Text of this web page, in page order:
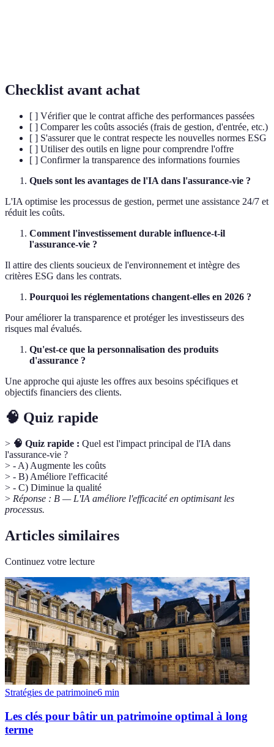
Checklist avant achat
[ ] Vérifier que le contrat affiche des performances passées
[ ] Comparer les coûts associés (frais de gestion, d'entrée, etc.)
[ ] S'assurer que le contrat respecte les nouvelles normes ESG
[ ] Utiliser des outils en ligne pour comprendre l'offre
[ ] Confirmer la transparence des informations fournies
Quels sont les avantages de l'IA dans l'assurance-vie ?
L'IA optimise les processus de gestion, permet une assistance 24/7 et
réduit les coûts.
Comment l'investissement durable influence-t-il
l'assurance-vie ?
Il attire des clients soucieux de l'environnement et intègre des
critères ESG dans les contrats.
Pourquoi les réglementations changent-elles en 2026 ?
Pour améliorer la transparence et protéger les investisseurs des
risques mal évalués.
Qu'est-ce que la personnalisation des produits
d'assurance ?
Une approche qui ajuste les offres aux besoins spécifiques et
objectifs financiers des clients.
🧠 Quiz rapide
> 🧠 Quiz rapide : Quel est l'impact principal de l'IA dans
l'assurance-vie ?
> - A) Augmente les coûts
> - B) Améliore l'efficacité
> - C) Diminue la qualité
> Réponse : B — L'IA améliore l'efficacité en optimisant les
processus.
Articles similaires
Continuez votre lecture
Stratégies de patrimoine6 min
Les clés pour bâtir un patrimoine optimal à long
terme